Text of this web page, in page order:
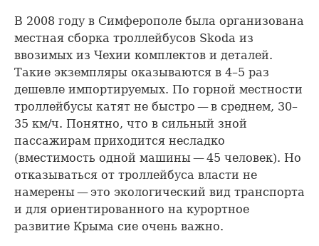
В 2008 году в Симферополе была организована
местная сборка троллейбусов Skoda из
ввозимых из Чехии комплектов и деталей.
Такие экземпляры оказываются в 4–5 раз
дешевле импортируемых. По горной местности
троллейбусы катят не быстро — в среднем, 30–
35 км/ч. Понятно, что в сильный зной
пассажирам приходится несладко
(вместимость одной машины — 45 человек). Но
отказываться от троллейбуса власти не
намерены — это экологический вид транспорта
и для ориентированного на курортное
развитие Крыма сие очень важно.